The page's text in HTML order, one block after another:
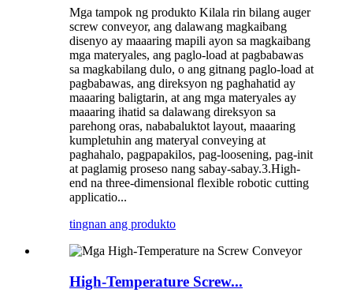
Mga tampok ng produkto Kilala rin bilang auger
screw conveyor, ang dalawang magkaibang
disenyo ay maaaring mapili ayon sa magkaibang
mga materyales, ang paglo-load at pagbabawas
sa magkabilang dulo, o ang gitnang paglo-load at
pagbabawas, ang direksyon ng paghahatid ay
maaaring baligtarin, at ang mga materyales ay
maaaring ihatid sa dalawang direksyon sa
parehong oras, nababaluktot layout, maaaring
kumpletuhin ang materyal conveying at
paghahalo, pagpapakilos, pag-loosening, pag-init
at paglamig proseso nang sabay-sabay.3.High-
end na three-dimensional flexible robotic cutting
applicatio...
tingnan ang produkto
High-Temperature Screw...